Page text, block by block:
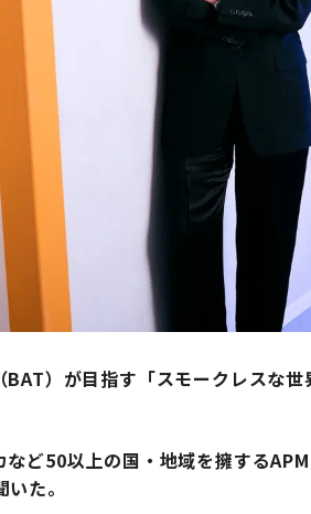
）が目指す「スモークレスな
ど50以上の国・地域を擁する
た。